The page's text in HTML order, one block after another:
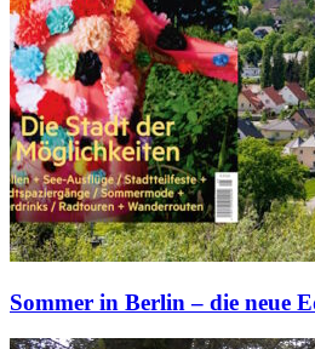
Sommer in Berlin – die neue